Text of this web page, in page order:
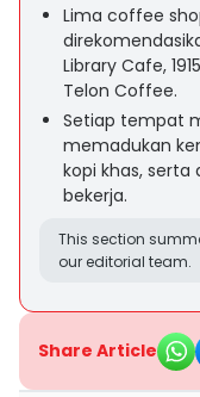
Lima coffee
Library Cafe,
Telon Coffee.
Setiap tempat
memadukan
kopi khas,
bekerja.
This section
our editorial team.
Share Article